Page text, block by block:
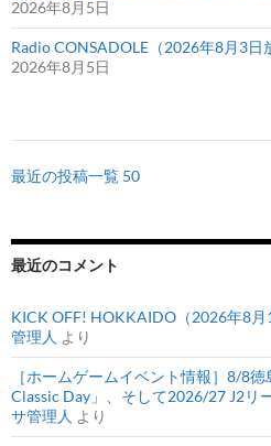
2026年8月5日
Radio CONSADOLE（2026年8月3日
2026年8月5日
最近の投稿一覧 50
最近のコメント
KICK OFF! HOKKAIDO（2026年8月
管理人 より
［ホームゲームイベント情報］8/8
Classic Day」、そして2026/27 J2リ
サ管理人 より